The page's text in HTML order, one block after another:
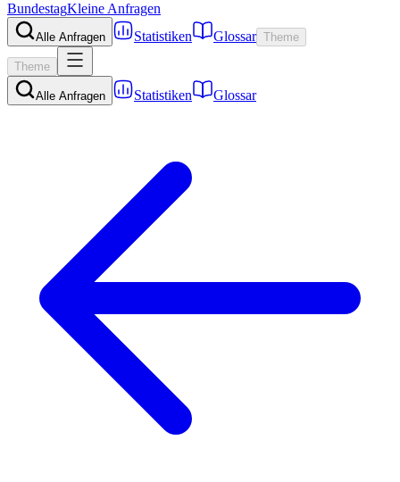
BundestagKleine Anfragen
Alle Anfragen Statistiken Glossar Theme
Theme
Alle Anfragen Statistiken Glossar